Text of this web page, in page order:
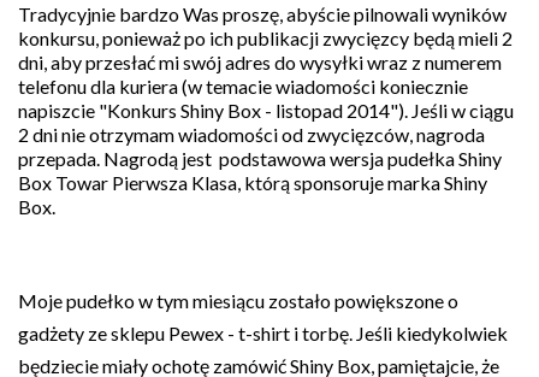
Tradycyjnie bardzo Was proszę, abyście pilnowali wyników
konkursu, ponieważ po ich publikacji zwycięzcy będą mieli 2
dni, aby przesłać mi swój adres do wysyłki wraz z numerem
telefonu dla kuriera (w temacie wiadomości koniecznie
napiszcie "Konkurs Shiny Box - listopad 2014"). Jeśli w ciągu
2 dni nie otrzymam wiadomości od zwycięzców, nagroda
przepada. Nagrodą jest podstawowa wersja pudełka Shiny
Box Towar Pierwsza Klasa, którą sponsoruje marka Shiny
Box.
Moje pudełko w tym miesiącu zostało powiększone o
gadżety ze sklepu Pewex - t-shirt i torbę. Jeśli kiedykolwiek
będziecie miały ochotę zamówić Shiny Box, pamiętajcie, że